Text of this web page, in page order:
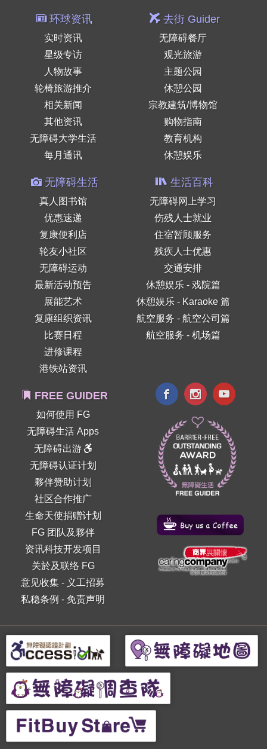
环球资讯
实时资讯
星级专访
人物故事
轮椅旅游推介
相关新闻
其他资讯
无障碍大学生活
每月通讯
去街 Guider
无障碍餐厅
观光旅游
主题公园
休憩公园
宗教建筑/博物馆
购物指南
教育机构
休憩娱乐
无障碍生活
真人图书馆
优惠速递
复康便利店
轮友小社区
无障碍运动
最新活动预告
展能艺术
复康组织资讯
比赛日程
进修课程
港铁站资讯
生活百科
无障碍网上学习
伤残人士就业
住宿暂顾服务
残疾人士优惠
交通安排
休憩娱乐 - 戏院篇
休憩娱乐 - Karaoke 篇
航空服务 - 航空公司篇
航空服务 - 机场篇
FREE GUIDER
如何使用 FG
无障碍生活 Apps
无障碍出游
无障碍认证计划
夥伴赞助计划
社区合作推广
生命天使捐赠计划
FG 团队及夥伴
资讯科技开发项目
关於及联络 FG
意见收集 - 义工招募
私稳条例 - 免责声明